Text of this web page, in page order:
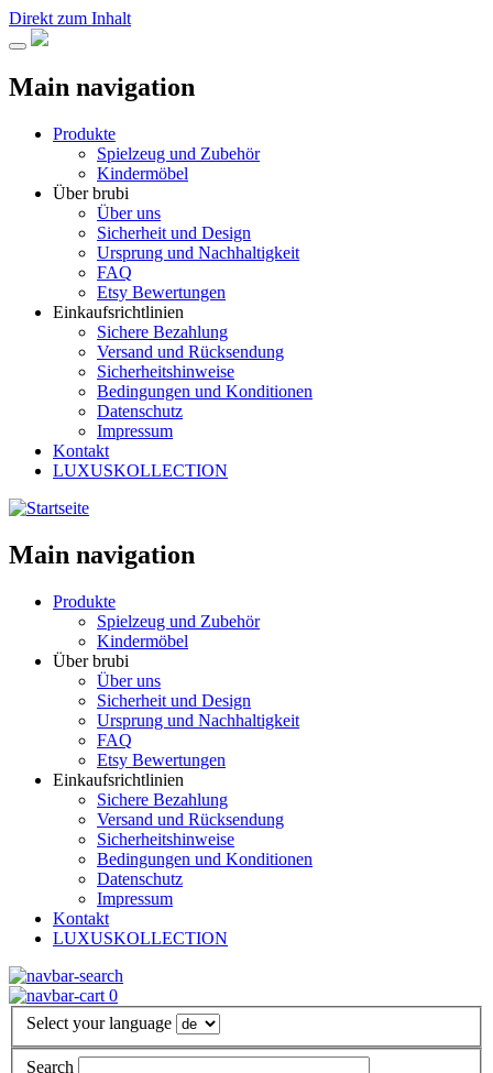
Direkt zum Inhalt
Main navigation
Produkte
Spielzeug und Zubehör
Kindermöbel
Über brubi
Über uns
Sicherheit und Design
Ursprung und Nachhaltigkeit
FAQ
Etsy Bewertungen
Einkaufsrichtlinien
Sichere Bezahlung
Versand und Rücksendung
Sicherheitshinweise
Bedingungen und Konditionen
Datenschutz
Impressum
Kontakt
LUXUSKOLLECTION
Main navigation
Produkte
Spielzeug und Zubehör
Kindermöbel
Über brubi
Über uns
Sicherheit und Design
Ursprung und Nachhaltigkeit
FAQ
Etsy Bewertungen
Einkaufsrichtlinien
Sichere Bezahlung
Versand und Rücksendung
Sicherheitshinweise
Bedingungen und Konditionen
Datenschutz
Impressum
Kontakt
LUXUSKOLLECTION
0
Select your language
Search